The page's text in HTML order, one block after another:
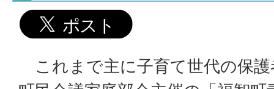
これまで主に子育て世代の保